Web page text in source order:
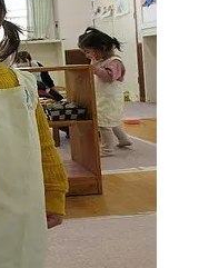
埼玉県 全域
兵庫県 全域